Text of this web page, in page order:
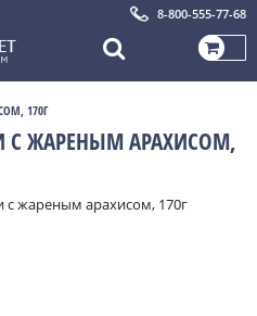
8-800-555-77-68
170Г
С ЖАРЕНЫМ АРАХИСОМ,